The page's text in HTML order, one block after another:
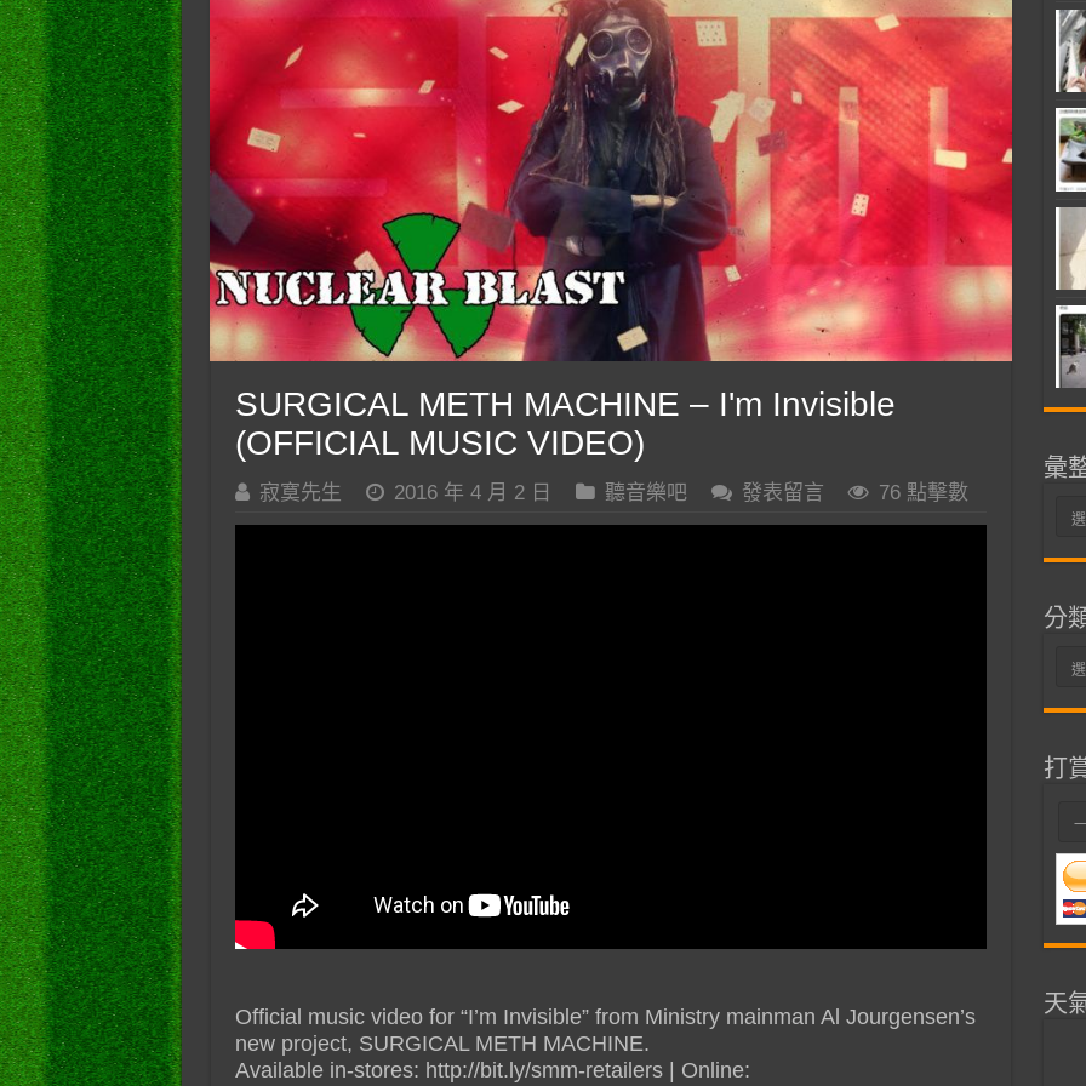
SURGICAL METH MACHINE – I'm Invisible
(OFFICIAL MUSIC VIDEO)
寂寞先生 2016 年 4 月 2 日 聽音樂吧 發表留言 76 點擊數
Official music video for “I’m Invisible” from Ministry mainman Al Jourgensen’s
new project, SURGICAL METH MACHINE.
Available in-stores: http://bit.ly/smm-retailers | Online:
彙
彙
分
分
打
天